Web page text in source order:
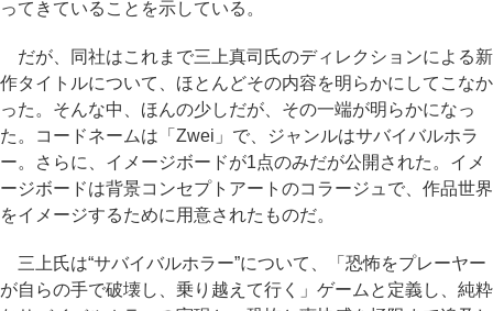
ってきていることを示している。
だが、同社はこれまで三上真司氏のディレクションによる新
作タイトルについて、ほとんどその内容を明らかにしてこなか
った。そんな中、ほんの少しだが、その一端が明らかになっ
た。コードネームは「Zwei」で、ジャンルはサバイバルホラ
ー。さらに、イメージボードが1点のみだが公開された。イメ
ージボードは背景コンセプトアートのコラージュで、作品世界
をイメージするために用意されたものだ。
三上氏は“サバイバルホラー”について、「恐怖をプレーヤー
が自らの手で破壊し、乗り越えて行く」ゲームと定義し、純粋